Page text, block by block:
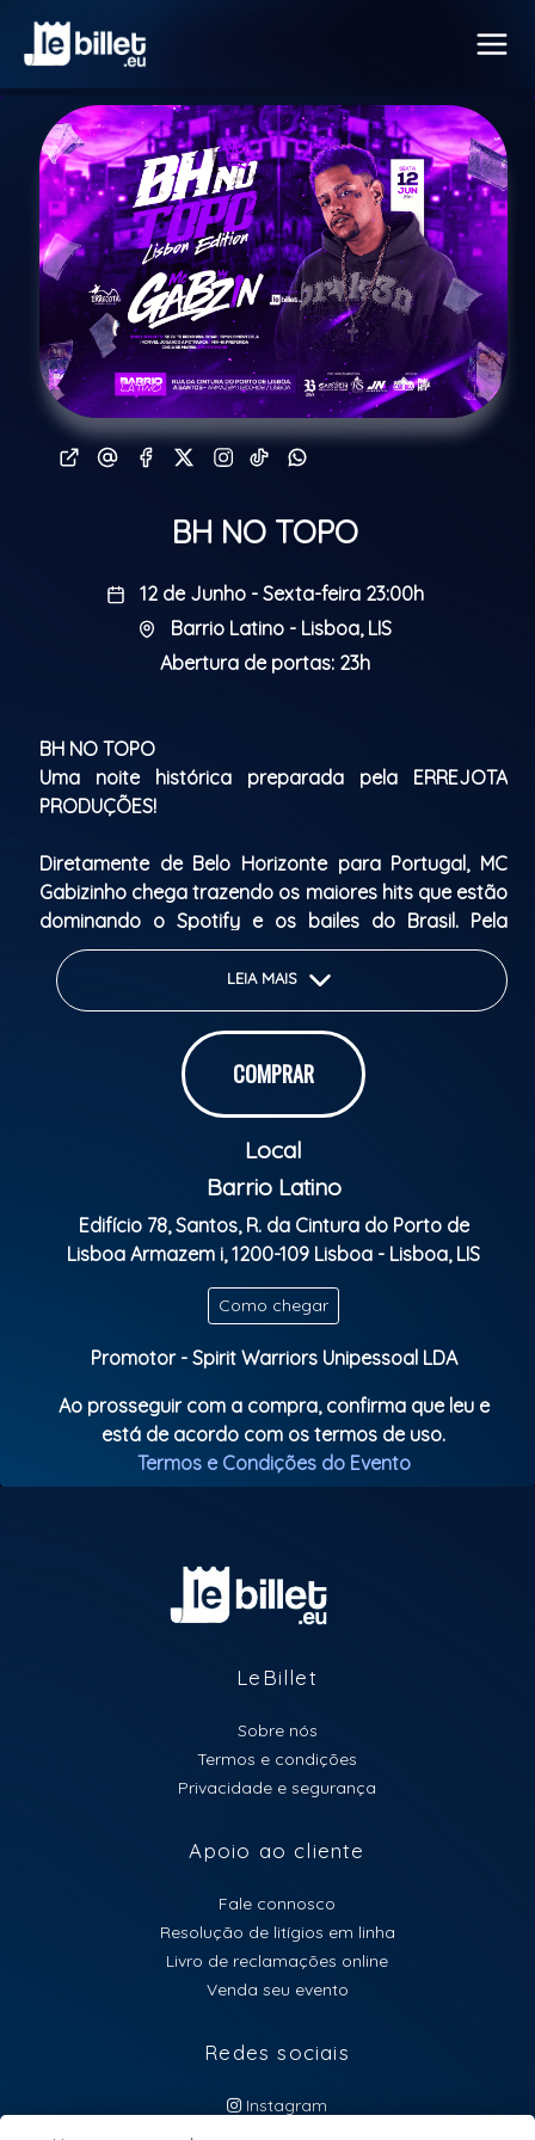
BH NO TOPO
12 de Junho - Sexta-feira 23:00h
Barrio Latino - Lisboa, LIS
Abertura de portas: 23h
BH NO TOPO
Uma noite histórica preparada pela ERREJOTA
PRODUÇÕES!
Diretamente de Belo Horizonte para Portugal, MC
Gabizinho chega trazendo os maiores hits que estão
dominando o Spotify e os bailes do Brasil. Pela
primeira vez no Baile da RJ, o artista promete
entregar a verdadeira energia do funk de BH para o
público que vive e representa a cultura mineira fora
Com milhões de streams e músicas que marcaram a
nova geração do funk, MC Gabizinho sobe ao palco
para um show exclusivo, pesado e cheio de
Os hits mais tocados
A vibe original de Belo Horizonte
O verdadeiro público de BH reunido em uma só noite
BH NO TOPO — porque Belo Horizonte não é
Realização: ERREJOTA PRODUÇÕES.
Classificação etária: M16 anos
LEIA MAIS
COMPRAR
Local
Barrio Latino
Edifício 78, Santos, R. da Cintura do Porto de
Lisboa Armazem i, 1200-109 Lisboa - Lisboa, LIS
Como chegar
Promotor - Spirit Warriors Unipessoal LDA
Ao prosseguir com a compra, confirma que leu e
está de acordo com os termos de uso.
Termos e Condições do Evento
LeBillet
Sobre nós
Termos e condições
Privacidade e segurança
Apoio ao cliente
Fale connosco
Resolução de litígios em linha
Livro de reclamações online
Venda seu evento
Redes sociais
Instagram
atendimento@lebillet.eu